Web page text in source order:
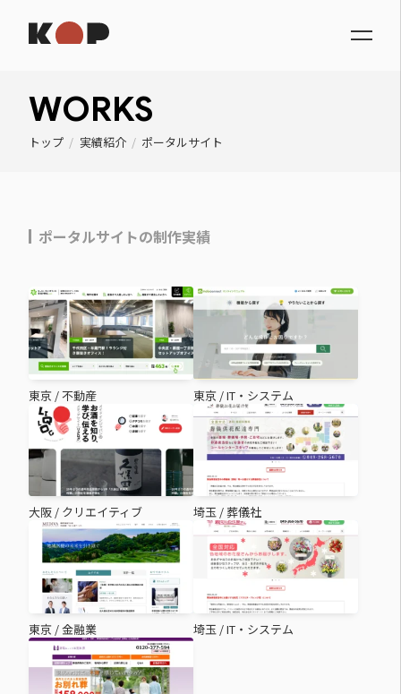
WORKS
トップ / 実績紹介 / ポータルサイト
ポータルサイトの制作実績
東京 /不動産 東京 /IT・システム
大阪 / クリエイティブ 埼玉 /葬儀社
東京 /金融業 埼玉 /IT・システム